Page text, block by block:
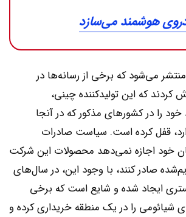
هوشمند می‌سازد
منتشر می‌شود که برخی از رسانه‌ها در
کردند که این تولیدکننده چینی،
را در کشورهای مذکور که در آنجا
قفل کرده است. سیاست صادرات
خود اجازه نمی‌دهد محصولات این شرکت
صادر کنند، با وجود این، در سال‌های
ایجاد شده و شایع است که برخی
شیائومی را در یک منطقه خریداری کرده و